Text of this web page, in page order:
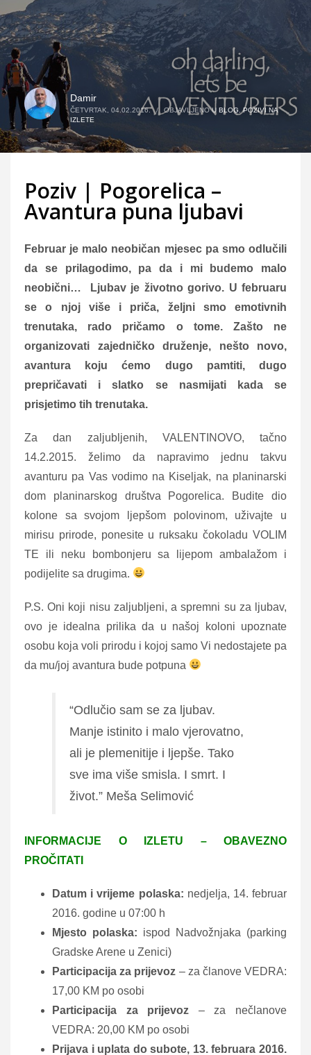
Damir
ČETVRTAK, 04.02.2016. / OBJAVLJENO U BLOG ,POZIVI NA
IZLETE
Poziv | Pogorelica –
Avantura puna ljubavi
Februar je malo neobičan mjesec pa smo odlučili
da se prilagodimo, pa da i mi budemo malo
neobični… Ljubav je životno gorivo. U februaru
se o njoj više i priča, željni smo emotivnih
trenutaka, rado pričamo o tome. Zašto ne
organizovati zajedničko druženje, nešto novo,
avantura koju ćemo dugo pamtiti, dugo
prepričavati i slatko se nasmijati kada se
prisjetimo tih trenutaka.
Za dan zaljubljenih, VALENTINOVO, tačno
14.2.2015. želimo da napravimo jednu takvu
avanturu pa Vas vodimo na Kiseljak, na planinarski
dom planinarskog društva Pogorelica. Budite dio
ko lone sa svojom ljepšom polovinom, uživajte u
mirisu prirode, ponesite u ruksaku čokoladu VOLIM
TE ili neku bombonjeru sa lijepom ambalažom i
podijelite sa drugima.
P.S. Oni koji nisu zaljubljeni, a spremni su za ljubav,
ovo je idealna prilika da u našoj koloni upoznate
osobu koja voli prirodu i kojoj samo Vi nedostajete pa
da mu/joj avantura bude potpuna
“Odlučio sam se za ljubav.
Manje istinito i malo vjerovatno,
ali je plemenitije i ljepše. Tako
sve ima više smisla. I smrt. I
život.” Meša Selimović
INFORMACIJE O IZLETU – OBAVEZNO
PROČITATI
Datum i vrijeme polaska: nedjelja, 14. februar
2016. godine u 07:00 h
Mjesto polaska: ispod Nadvožnjaka (parking
Gradske Arene u Zenici)
Participacija za prijevoz – za članove VEDRA:
17,00 KM po osobi
Participacija za prijevoz – za nečlanove
VEDRA: 20,00 KM po osobi
Prijava i uplata do subote, 13. februara 2016.